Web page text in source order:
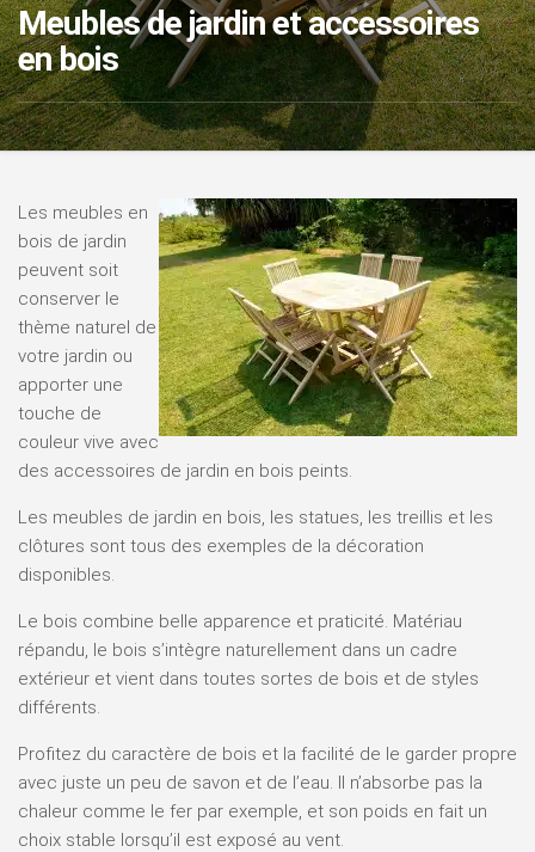
Meubles de jardin et accessoires
en bois
Les meubles en
bois de jardin
peuvent soit
conserver le
thème naturel de
votre jardin ou
apporter une
touche de
couleur vive avec
des accessoires de jardin en bois peints.
Les meubles de jardin en bois, les statues, les treillis et les
clôtures sont tous des exemples de la décoration
disponibles.
Le bois combine belle apparence et praticité. Matériau
répandu, le bois s’intègre naturellement dans un cadre
extérieur et vient dans toutes sortes de bois et de styles
différents.
Profitez du caractère de bois et la facilité de le garder propre
avec juste un peu de savon et de l’eau. Il n’absorbe pas la
chaleur comme le fer par exemple, et son poids en fait un
choix stable lorsqu’il est exposé au vent.